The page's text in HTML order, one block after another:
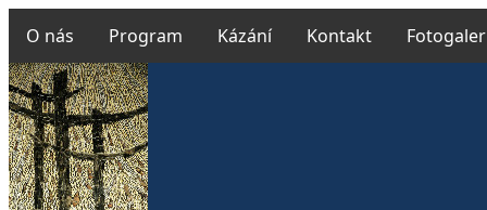
O nás Program Kázání Kontakt